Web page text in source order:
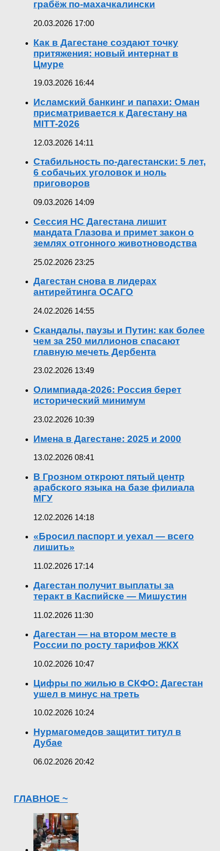
грабёж по-махачкалински
20.03.2026 17:00
Как в Дагестане создают точку
притяжения: новый интернат в
Цмуре
19.03.2026 16:44
Исламский банкинг и папахи: Оман
присматривается к Дагестану на
MITT-2026
12.03.2026 14:11
Стабильность по-дагестански: 5 лет,
6 собачьих уголовок и ноль
приговоров
09.03.2026 14:09
Сессия НС Дагестана лишит
мандата Глазова и примет закон о
землях отгонного животноводства
25.02.2026 23:25
Дагестан снова в лидерах
антирейтинга ОСАГО
24.02.2026 14:55
Скандалы, паузы и Путин: как более
чем за 250 миллионов спасают
главную мечеть Дербента
23.02.2026 13:49
Олимпиада-2026: Россия берет
исторический минимум
23.02.2026 10:39
Имена в Дагестане: 2025 и 2000
13.02.2026 08:41
В Грозном откроют пятый центр
арабского языка на базе филиала
МГУ
12.02.2026 14:18
«Бросил паспорт и уехал — всего
лишить»
11.02.2026 17:14
Дагестан получит выплаты за
теракт в Каспийске — Мишустин
11.02.2026 11:30
Дагестан — на втором месте в
России по росту тарифов ЖКХ
10.02.2026 10:47
Цифры по жилью в СКФО: Дагестан
ушел в минус на треть
10.02.2026 10:24
Нурмагомедов защитит титул в
Дубае
06.02.2026 20:42
ГЛАВНОЕ ~